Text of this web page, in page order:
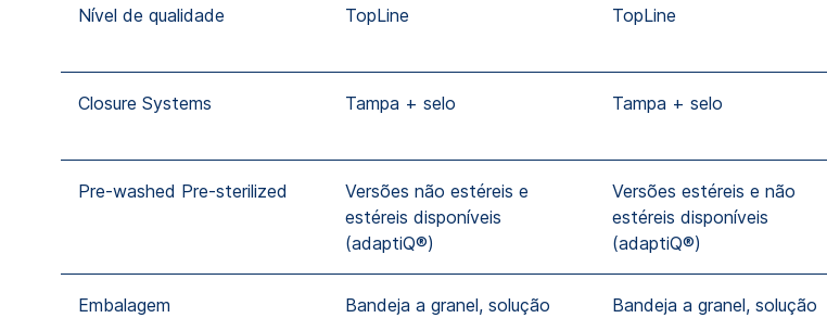
Nível de qualidade TopLine TopLine
Closure Systems Tampa + selo Tampa + selo
Pre-washed Pre-sterilized
Versões não estéreis e
estéreis disponíveis
(adaptiQ®)
Versões estéreis e não
estéreis disponíveis
(adaptiQ®)
Embalagem Bandeja a granel, solução Bandeja a granel, solução